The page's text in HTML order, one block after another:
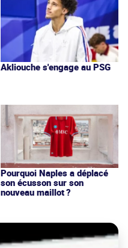
Akliouche s'engage au PSG
Pourquoi Naples a déplacé
son écusson sur son
nouveau maillot ?